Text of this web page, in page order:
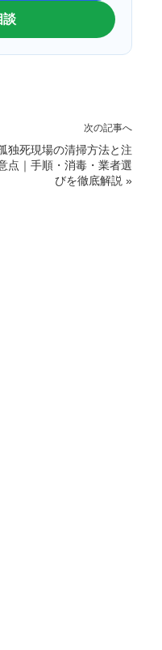
談
次の記事へ
独死現場の清掃方法と注
点｜手順・消毒・業者選
びを徹底解説 »